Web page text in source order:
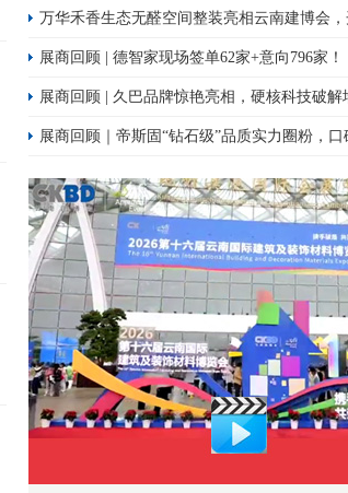
展商回顾 | 德智家现场签单62家+意向796家！
展商回顾｜帝斯固“钻石级”品质实力圈粉，口